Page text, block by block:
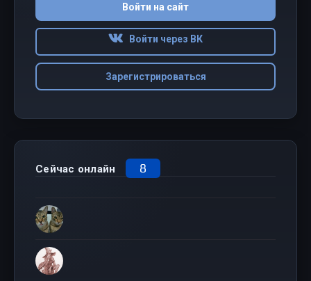
Войти на сайт
Войти через ВК
Зарегистрироваться
Сейчас онлайн 8